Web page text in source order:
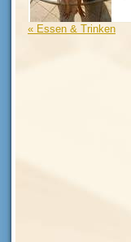
« Essen & Trinken